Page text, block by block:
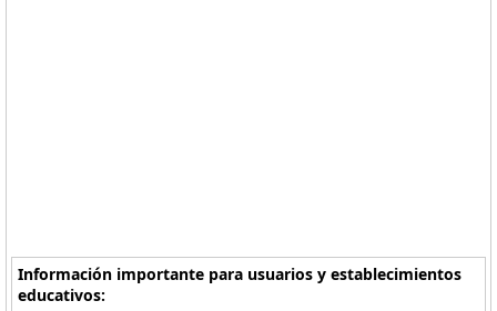
Información importante para usuarios y establecimientos
educativos: